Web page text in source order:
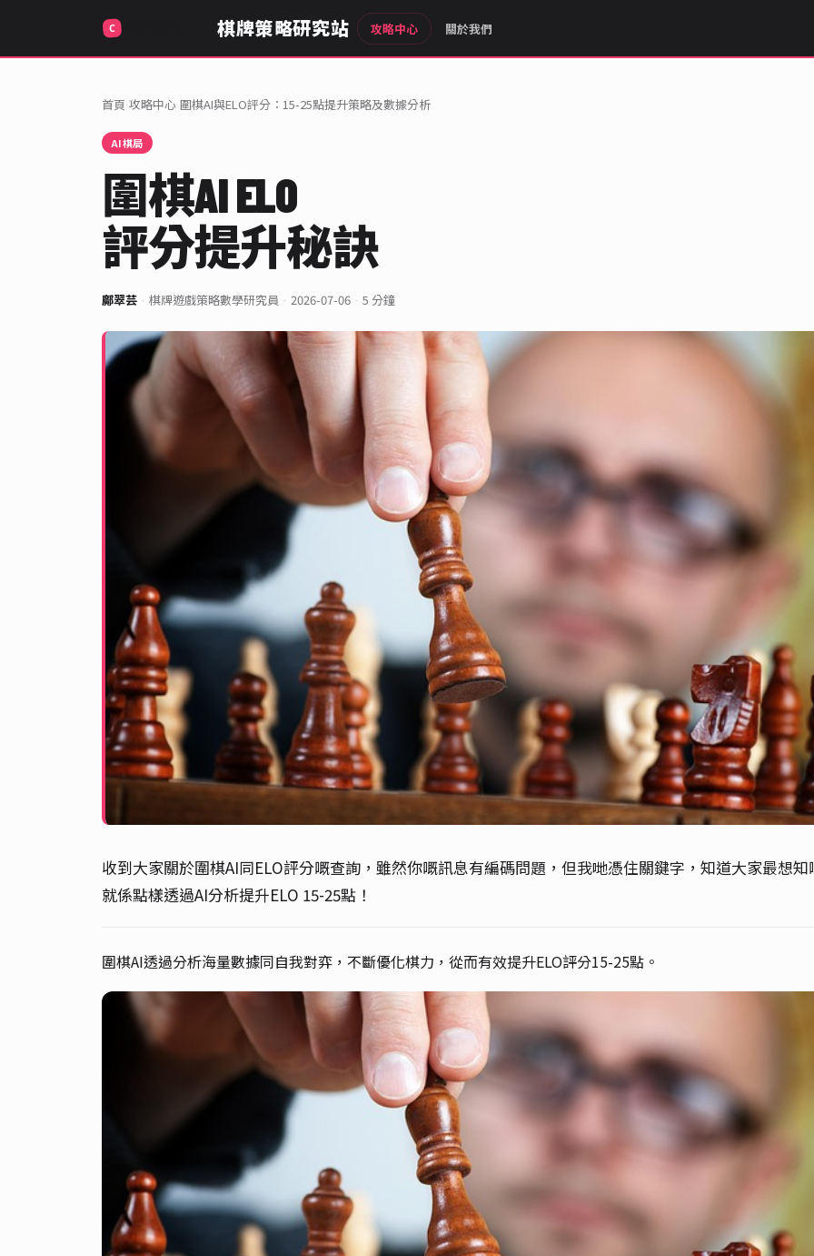
棋牌策略研究站 攻略中心 關於我們
首頁 攻略中心 圍棋AI與ELO評分：15-25點提升策略及數據分析
AI棋局
圍棋AI ELO
評分提升秘訣
鄺翠芸 棋牌遊戲策略數學研究員 2026-07-06 5 分鐘
收到大家關於圍棋AI同ELO評分嘅查詢，雖然你嘅訊息有編碼問題，但我哋憑住關鍵字，知道大家最想知
就係點樣透過AI分析提升ELO 15-25點！
圍棋AI透過分析海量數據同自我對弈，不斷優化棋力，從而有效提升ELO評分15-25點。